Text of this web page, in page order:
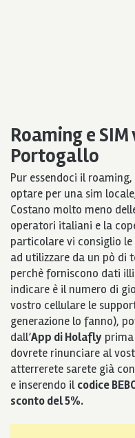
Roaming e
Portogallo
Pur essendoci il
optare per una sim
Costano molto meno
operatori italiani e la
particolare vi consiglio le
ad utilizzare da un pò di
perchè forniscono dati
indicare è il numero di
vostro cellulare le
generazione lo fanno),
dall’App di Holafly
dovrete rinunciare al
atterrerete sarete già
e inserendo ilcodice
sconto del 5%.